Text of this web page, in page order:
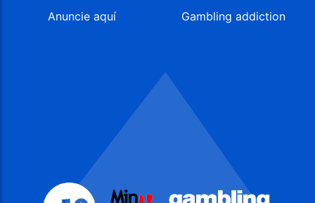
Anuncie aquí
Gambling addiction